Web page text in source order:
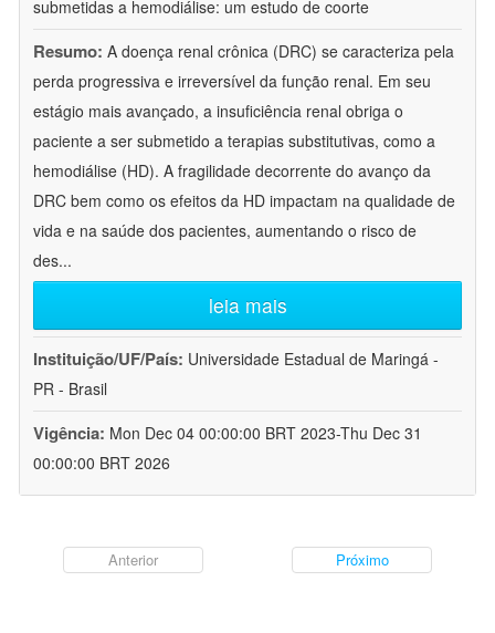
submetidas a hemodiálise: um estudo de coorte
Resumo: A doença renal crônica (DRC) se caracteriza pela
perda progressiva e irreversível da função renal. Em seu
estágio mais avançado, a insuficiência renal obriga o
paciente a ser submetido a terapias substitutivas, como a
hemodiálise (HD). A fragilidade decorrente do avanço da
DRC bem como os efeitos da HD impactam na qualidade de
vida e na saúde dos pacientes, aumentando o risco de
des...
leia mais
Instituição/UF/País: Universidade Estadual de Maringá -
PR - Brasil
Vigência: Mon Dec 04 00:00:00 BRT 2023-Thu Dec 31
00:00:00 BRT 2026
Anterior Próximo